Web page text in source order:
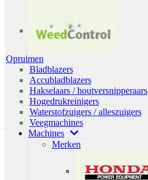
Opruimen
Bladblazers
Accubladblazers
Hakselaars / houtversnipperaars
Hogedrukreinigers
Waterstofzuigers / alleszuigers
Veegmachines
Machines
Merken